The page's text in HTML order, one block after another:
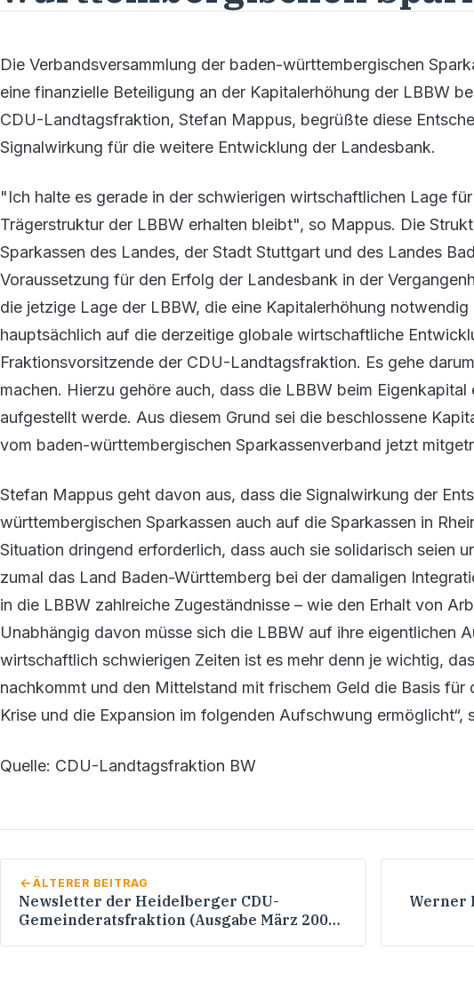
Die Verbandsversammlung der baden-württembergischen
eine finanzielle Beteiligung an der Kapitalerhöhung der LBBW
CDU-Landtagsfraktion, Stefan Mappus, begrüßte diese
Signalwirkung für die weitere Entwicklung der Landesbank.
"Ich halte es gerade in der schwierigen wirtschaftlichen Lage
Trägerstruktur der LBBW erhalten bleibt", so Mappus. Die
Sparkassen des Landes, der Stadt Stuttgart und des Landes
Voraussetzung für den Erfolg der Landesbank in der
die jetzige Lage der LBBW, die eine Kapitalerhöhung
hauptsächlich auf die derzeitige globale wirtschaftliche
Fraktionsvorsitzende der CDU-Landtagsfraktion. Es gehe
machen. Hierzu gehöre auch, dass die LBBW beim
aufgestellt werde. Aus diesem Grund sei die beschlossene
vom baden-württembergischen Sparkassenverband jetzt
Stefan Mappus geht davon aus, dass die Signalwirkung der
württembergischen Sparkassen auch auf die Sparkassen in
Situation dringend erforderlich, dass auch sie solidarisch seien
zumal das Land Baden-Württemberg bei der damaligen
in die LBBW zahlreiche Zugeständnisse – wie den Erhalt von
Unabhängig davon müsse sich die LBBW auf ihre eigentlichen
wirtschaftlich schwierigen Zeiten ist es mehr denn je wichtig,
nachkommt und den Mittelstand mit frischem Geld die Basis
Krise und die Expansion im folgenden Aufschwung ermöglicht“,
Quelle: CDU-Landtagsfraktion BW
ÄLTERER BEITRAG
Newsletter der Heidelberger CDU-
Gemeinderatsfraktion (Ausgabe März 2009)
Werner